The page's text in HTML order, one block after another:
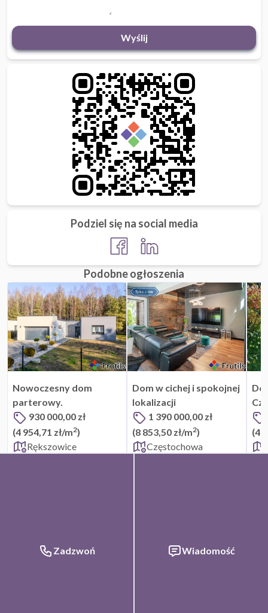
Wyślij
Zadzwoń Wiadomość
Podziel się na social media
Podobne ogłoszenia
Nowoczesny dom
parterowy.
930 000,00 zł
(4 954,71 zł/m2)
Rększowice
Dom w cichej i spokojnej
lokalizacji
1 390 000,00 zł
(8 853,50 zł/m2)
Częstochowa
(4